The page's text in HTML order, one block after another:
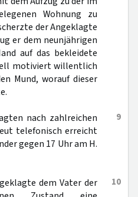
Wohnung zu
der Angeklagte
er dem neunjährigen
auf das bekleidete
motiviert willentlich
Mund, worauf dieser
9
nach zahlreichen
telefonisch erreicht
gegen 17 Uhr am H.
10
dem Vater der